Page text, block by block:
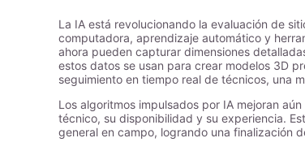
La IA está revolucionando la evaluación de
computadora, aprendizaje automático y
ahora pueden capturar dimensiones
estos datos se usan para crear modelos 3D
seguimiento en tiempo real de técnicos, una
Los algoritmos impulsados por IA mejoran
técnico, su disponibilidad y su experiencia.
general en campo, logrando una finalización